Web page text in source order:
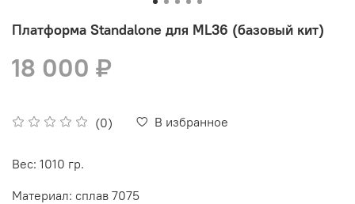
Платформа Standalone для ML36 (базовый кит)
(0) В избранное
18 000 ₽
Вес: 1010 гр.
Материал: сплав 7075